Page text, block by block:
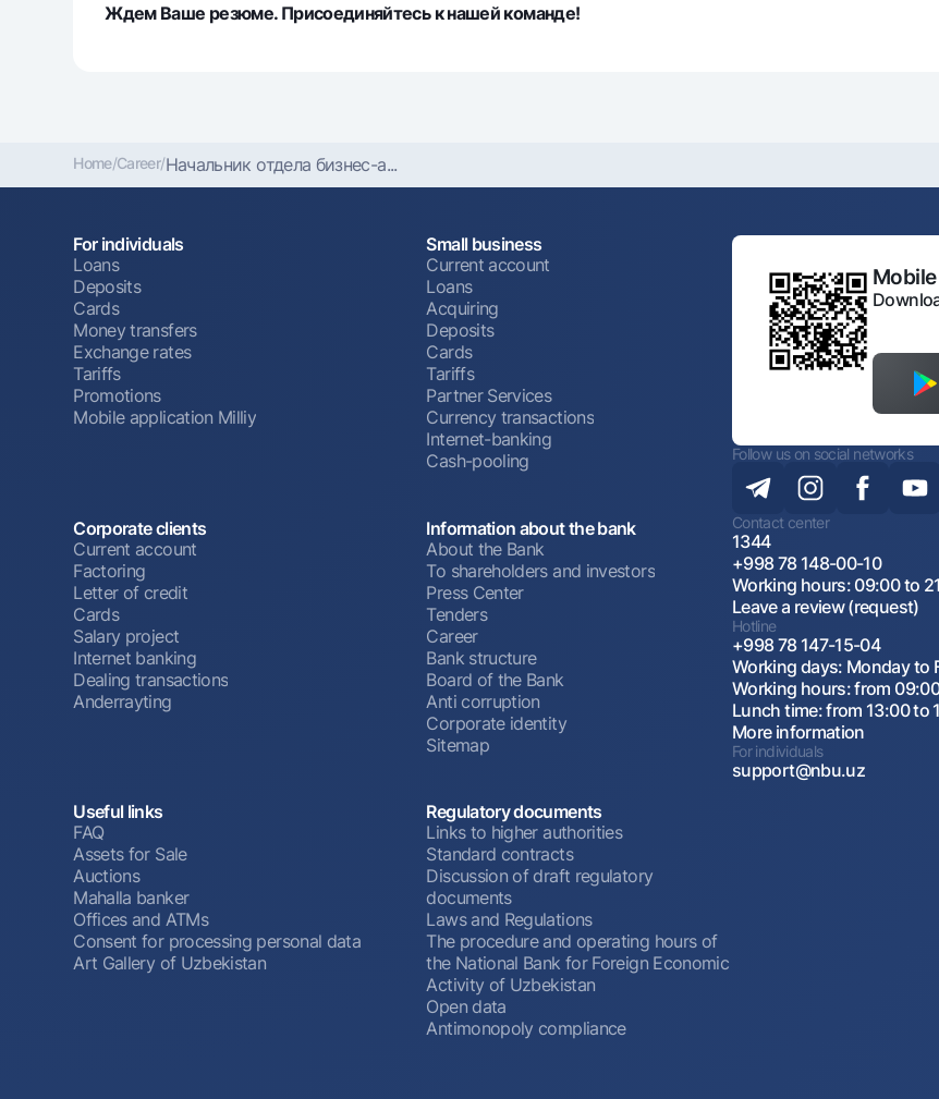
Ждем Ваше резюме. Присоединяйтесь к нашей команде!
Home/Career/Начальник отдела бизнес-а...
For individuals
Loans
Deposits
Cards
Money transfers
Exchange rates
Tariffs
Promotions
Mobile application Milliy
Small business
Current account
Loans
Acquiring
Deposits
Cards
Tariffs
Partner Services
Currency transactions
Internet-banking
Cash-pooling
Corporate clients
Current account
Factoring
Letter of credit
Cards
Salary project
Internet banking
Dealing transactions
Anderrayting
Information about the bank
About the Bank
To shareholders and investors
Press Center
Tenders
Career
Bank structure
Board of the Bank
Anti corruption
Corporate identity
Sitemap
Useful links
FAQ
Assets for Sale
Auctions
Mahalla banker
Offices and ATMs
Consent for processing personal data
Art Gallery of Uzbekistan
Regulatory documents
Links to higher authorities
Standard contracts
Discussion of draft regulatory
documents
Laws and Regulations
The procedure and operating hours of
the National Bank for Foreign Economic
Activity of Uzbekistan
Open data
Antimonopoly compliance
Follow us on social networks
Contact center
1344
+998 78 148-00-10
Working hours: 09:00 to
Leave a review (request)
Hotline
+998 78 147-15-04
Working days: Monday to
Working hours: from
Lunch time: from 13:00 to
More information
For individuals
support@nbu.uz